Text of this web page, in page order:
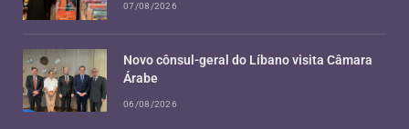
07/08/2026
Novo cônsul-geral do Líbano visita Câmara
Árabe
06/08/2026